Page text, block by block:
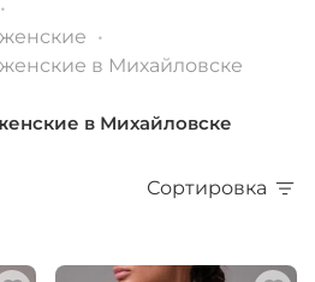
в Михайловске
в Михайловске
Сортировка